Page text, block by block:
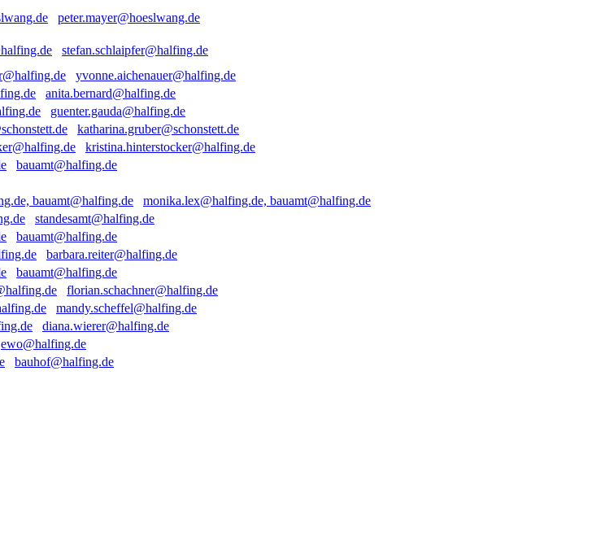
peter.mayer@hoeslwang.de
stefan.schlaipfer@halfing.de
yvonne.aichenauer@halfing.de
anita.bernard@halfing.de
guenter.gauda@halfing.de
katharina.gruber@schonstett.de
kristina.hinterstocker@halfing.de
bauamt@halfing.de
monika.lex@halfing.de, bauamt@halfing.de
standesamt@halfing.de
bauamt@halfing.de
barbara.reiter@halfing.de
bauamt@halfing.de
florian.schachner@halfing.de
mandy.scheffel@halfing.de
diana.wierer@halfing.de
ewo@halfing.de
bauhof@halfing.de